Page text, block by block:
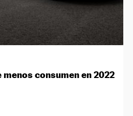
menos consumen en 2022